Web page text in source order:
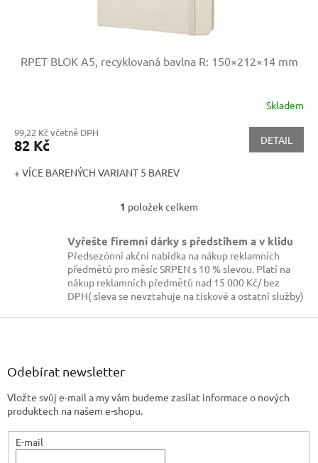
RPET BLOK A5, recyklovaná bavlna R: 150×212×14 mm
Skladem
99,22 Kč včetně DPH
82 Kč DETAIL
+ VÍCE BARENÝCH VARIANT 5 BAREV
O
l
á
d
a
c
p
ý
i
u
1 položek celkem
Vyřešte firemní dárky s předstihem a v klidu
Předsezónní akční nabídka na nákup reklamních
předmětů pro měsíc SRPEN s 10 % slevou. Platí na
nákup reklamních předmětů nad 15 000 Kč/ bez
DPH( sleva se nevztahuje na tiskové a ostatní služby)
Z
Odebírat newsletter
Vložte svůj e-mail a my vám budeme zasílat informace o nových
produktech na našem e-shopu.
E-mail